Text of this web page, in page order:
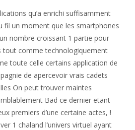
qu’a enrichi suffisamment
fil un moment que les smartphones
nombre croissant 1 partie pour
tout comme technologiquement
toute celle certains application de
de apercevoir vrais cadets
On peut trouver maintes
Bad ce dernier etant
premiers d’une certaine actes, !
1 chaland l’univers virtuel ayant